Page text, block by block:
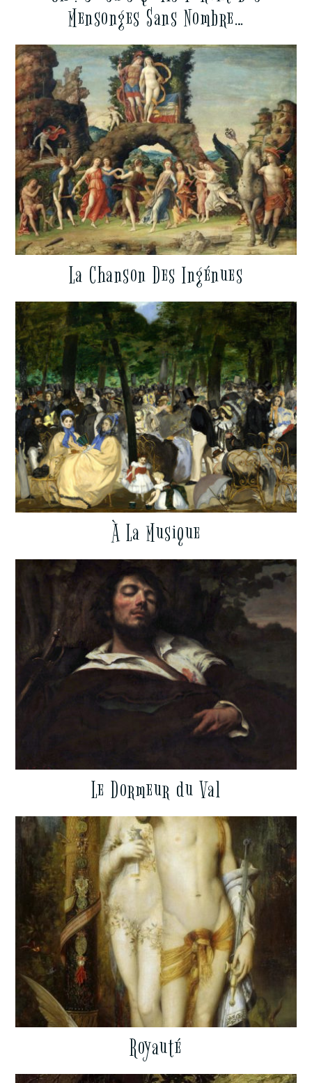
Mensonges Sans Nombre…
La Chanson Des Ingénues
À La Musique
Le Dormeur du Val
Royauté